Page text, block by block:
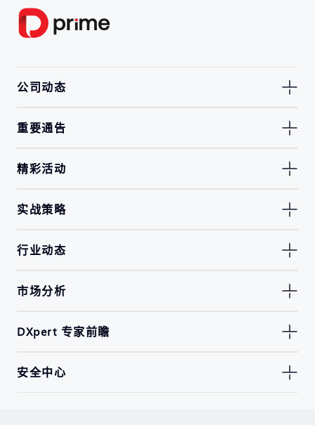
公司动态
重要通告
精彩活动
实战策略
行业动态
市场分析
DXpert 专家前瞻
安全中心